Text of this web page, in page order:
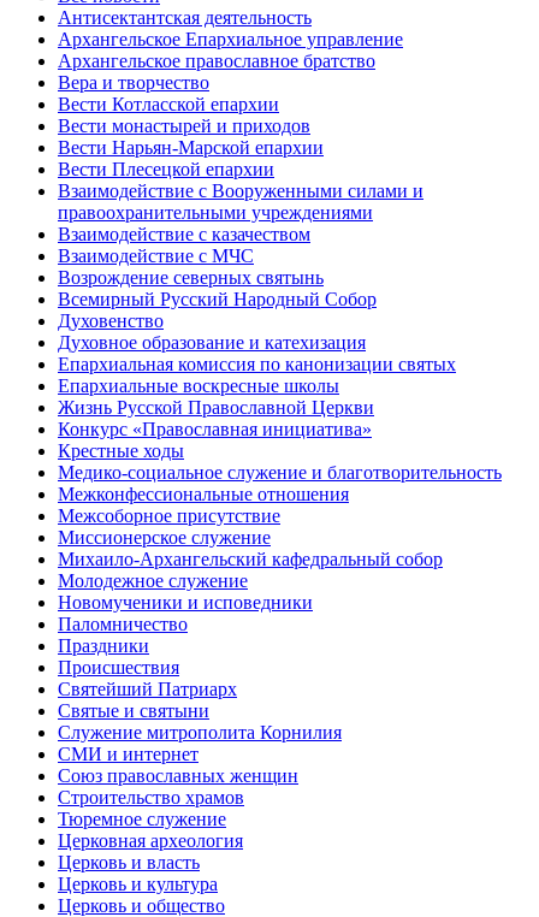
Антисектантская деятельность
Архангельское Епархиальное управление
Архангельское православное братство
Вера и творчество
Вести Котласской епархии
Вести монастырей и приходов
Вести Нарьян-Марской епархии
Вести Плесецкой епархии
Взаимодействие с Вооруженными силами и
правоохранительными учреждениями
Взаимодействие с казачеством
Взаимодействие с МЧС
Возрождение северных святынь
Всемирный Русский Народный Собор
Духовенство
Духовное образование и катехизация
Епархиальная комиссия по канонизации святых
Епархиальные воскресные школы
Жизнь Русской Православной Церкви
Конкурс «Православная инициатива»
Крестные ходы
Медико-социальное служение и благотворительность
Межконфессиональные отношения
Межсоборное присутствие
Миссионерское служение
Михаило-Архангельский кафедральный собор
Молодежное служение
Новомученики и исповедники
Паломничество
Праздники
Происшествия
Святейший Патриарх
Святые и святыни
Служение митрополита Корнилия
СМИ и интернет
Союз православных женщин
Строительство храмов
Тюремное служение
Церковная археология
Церковь и власть
Церковь и культура
Церковь и общество